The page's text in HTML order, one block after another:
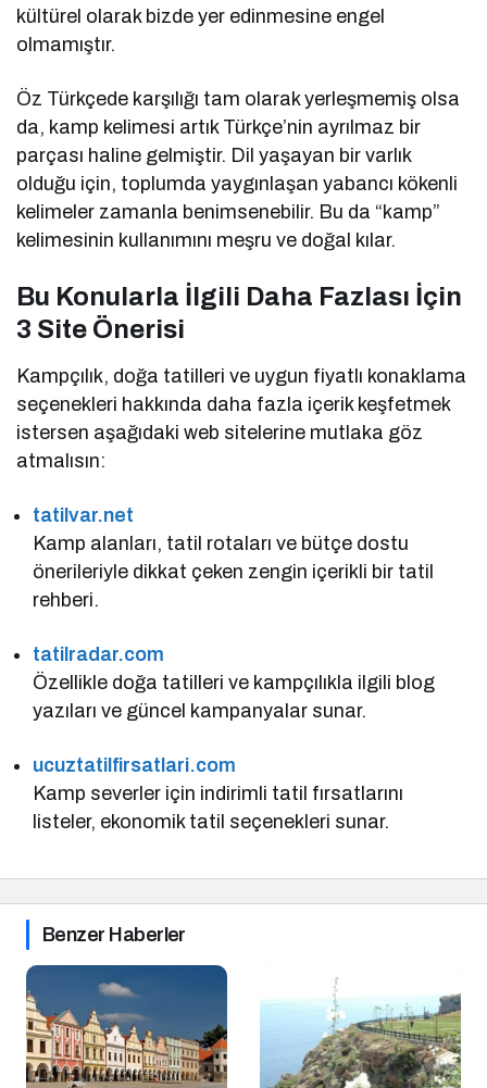
kültürel olarak bizde yer edinmesine engel
olmamıştır.
Öz Türkçede karşılığı tam olarak yerleşmemiş olsa
da, kamp kelimesi artık Türkçe’nin ayrılmaz bir
parçası haline gelmiştir. Dil yaşayan bir varlık
olduğu için, toplumda yaygınlaşan yabancı kökenli
kelimeler zamanla benimsenebilir. Bu da “kamp”
kelimesinin kullanımını meşru ve doğal kılar.
Bu Konularla İlgili Daha Fazlası İçin
3 Site Önerisi
Kampçılık, doğa tatilleri ve uygun fiyatlı konaklama
seçenekleri hakkında daha fazla içerik keşfetmek
istersen aşağıdaki web sitelerine mutlaka göz
atmalısın:
tatilvar.net
Kamp alanları, tatil rotaları ve bütçe dostu
önerileriyle dikkat çeken zengin içerikli bir tatil
rehberi.
tatilradar.com
Özellikle doğa tatilleri ve kampçılıkla ilgili blog
yazıları ve güncel kampanyalar sunar.
ucuztatilfirsatlari.com
Kamp severler için indirimli tatil fırsatlarını
listeler, ekonomik tatil seçenekleri sunar.
Benzer Haberler